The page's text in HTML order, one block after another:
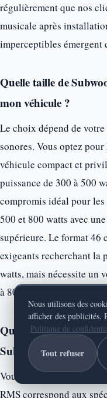
régulièrement que nos
musicale après
imperceptibles émergent
Quelle taille de
mon véhicule ?
Le choix dépend de
sonores. Vous optez
véhicule compact et
puissance de 300 à 500
compromis idéal pour
500 et 800 watts avec
supérieure. Le format 46
exigeants recherchant la
watts, mais nécessite un
à 80 litres.
Quel amplificateur
Subwoofer Zero ?
Vous devez sélectionner
RMS correspond aux
Nous utilisons des
afficher des publicités.
Politique de
Tout refuser